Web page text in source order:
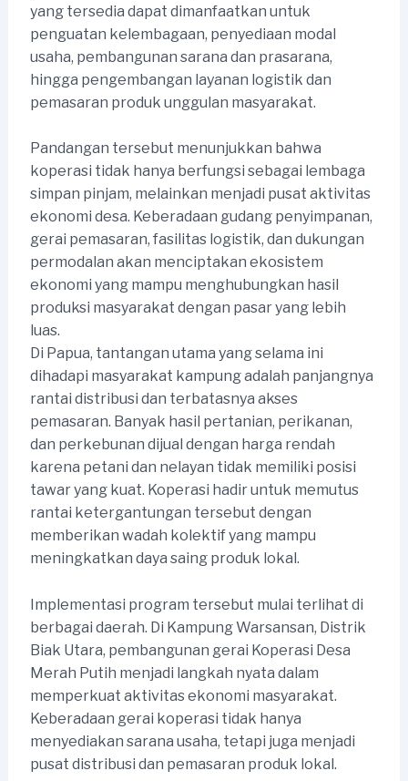
yang tersedia dapat dimanfaatkan untuk
penguatan kelembagaan, penyediaan modal
usaha, pembangunan sarana dan prasarana,
hingga pengembangan layanan logistik dan
pemasaran produk unggulan masyarakat.
Pandangan tersebut menunjukkan bahwa
koperasi tidak hanya berfungsi sebagai lembaga
simpan pinjam, melainkan menjadi pusat aktivitas
ekonomi desa. Keberadaan gudang penyimpanan,
gerai pemasaran, fasilitas logistik, dan dukungan
permodalan akan menciptakan ekosistem
ekonomi yang mampu menghubungkan hasil
produksi masyarakat dengan pasar yang lebih
luas.
Di Papua, tantangan utama yang selama ini
dihadapi masyarakat kampung adalah panjangnya
rantai distribusi dan terbatasnya akses
pemasaran. Banyak hasil pertanian, perikanan,
dan perkebunan dijual dengan harga rendah
karena petani dan nelayan tidak memiliki posisi
tawar yang kuat. Koperasi hadir untuk memutus
rantai ketergantungan tersebut dengan
memberikan wadah kolektif yang mampu
meningkatkan daya saing produk lokal.
Implementasi program tersebut mulai terlihat di
berbagai daerah. Di Kampung Warsansan, Distrik
Biak Utara, pembangunan gerai Koperasi Desa
Merah Putih menjadi langkah nyata dalam
memperkuat aktivitas ekonomi masyarakat.
Keberadaan gerai koperasi tidak hanya
menyediakan sarana usaha, tetapi juga menjadi
pusat distribusi dan pemasaran produk lokal.